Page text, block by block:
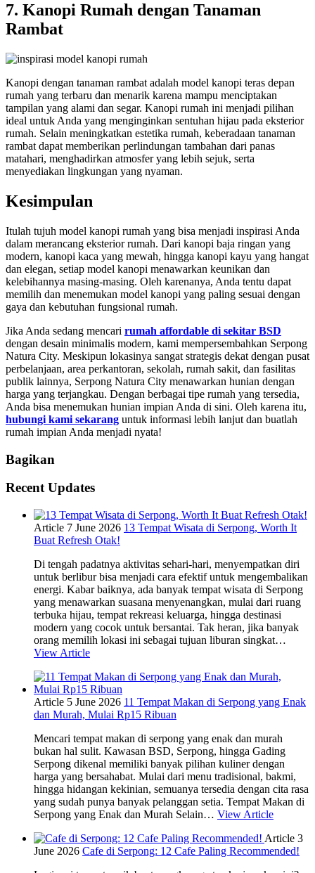
7. Kanopi Rumah dengan Tanaman
Rambat
Kanopi dengan tanaman rambat adalah model kanopi teras depan
rumah yang terbaru dan menarik karena mampu menciptakan
tampilan yang alami dan segar. Kanopi rumah ini menjadi pilihan
ideal untuk Anda yang menginginkan sentuhan hijau pada eksterior
rumah. Selain meningkatkan estetika rumah, keberadaan tanaman
rambat dapat memberikan perlindungan tambahan dari panas
matahari, menghadirkan atmosfer yang lebih sejuk, serta
menyediakan lingkungan yang nyaman.
Kesimpulan
Itulah tujuh model kanopi rumah yang bisa menjadi inspirasi Anda
dalam merancang eksterior rumah. Dari kanopi baja ringan yang
modern, kanopi kaca yang mewah, hingga kanopi kayu yang hangat
dan elegan, setiap model kanopi menawarkan keunikan dan
kelebihannya masing-masing. Oleh karenanya, Anda tentu dapat
memilih dan menemukan model kanopi yang paling sesuai dengan
gaya dan kebutuhan fungsional rumah.
Jika Anda sedang mencari rumah affordable di sekitar BSD
dengan desain minimalis modern, kami mempersembahkan Serpong
Natura City. Meskipun lokasinya sangat strategis dekat dengan pusat
perbelanjaan, area perkantoran, sekolah, rumah sakit, dan fasilitas
publik lainnya, Serpong Natura City menawarkan hunian dengan
harga yang terjangkau. Dengan berbagai tipe rumah yang tersedia,
Anda bisa menemukan hunian impian Anda di sini. Oleh karena itu,
hubungi kami sekarang untuk informasi lebih lanjut dan buatlah
rumah impian Anda menjadi nyata!
Bagikan
Recent Updates
Article 7 June 2026 13 Tempat Wisata di Serpong, Worth It
Buat Refresh Otak!
Di tengah padatnya aktivitas sehari-hari, menyempatkan diri
untuk berlibur bisa menjadi cara efektif untuk mengembalikan
energi. Kabar baiknya, ada banyak tempat wisata di Serpong
yang menawarkan suasana menyenangkan, mulai dari ruang
terbuka hijau, tempat rekreasi keluarga, hingga destinasi
modern yang cocok untuk bersantai. Tak heran, jika banyak
orang memilih lokasi ini sebagai tujuan liburan singkat…
View Article
Article 5 June 2026 11 Tempat Makan di Serpong yang Enak
dan Murah, Mulai Rp15 Ribuan
Mencari tempat makan di serpong yang enak dan murah
bukan hal sulit. Kawasan BSD, Serpong, hingga Gading
Serpong dikenal memiliki banyak pilihan kuliner dengan
harga yang bersahabat. Mulai dari menu tradisional, bakmi,
hingga hidangan kekinian, semuanya tersedia dengan cita rasa
yang sudah punya banyak pelanggan setia. Tempat Makan di
Serpong yang Enak dan Murah Selain… View Article
Article 3
June 2026 Cafe di Serpong: 12 Cafe Paling Recommended!